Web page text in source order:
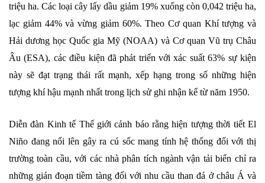
triệu ha. Các loại cây lấy dầu giảm 19% xuống còn 0,042 triệu ha,
lạc giảm 44% và vừng giảm 60%. Theo Cơ quan Khí tượng và
Hải dương học Quốc gia Mỹ (NOAA) và Cơ quan Vũ trụ Châu
Âu (ESA), các điều kiện đã phát triển với xác suất 63% sự kiện
này sẽ đạt trạng thái rất mạnh, xếp hạng trong số những hiện
tượng khí hậu mạnh nhất trong lịch sử ghi nhận kể từ năm 1950.
Diễn đàn Kinh tế Thế giới cảnh báo rằng hiện tượng thời tiết El
Niño đang nổi lên gây ra cú sốc mang tính hệ thống đối với thị
trường toàn cầu, với các nhà phân tích ngành vận tải biển chỉ ra
những gián đoạn tiềm tàng đối với nhu cầu than đá ở châu Á và